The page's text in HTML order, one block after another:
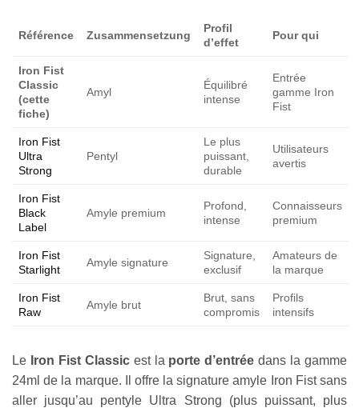
Référence Zusammensetzung
Profil
d’effet
Pour qui
Iron Fist
Classic
(cette
fiche)
Amyl
Équilibré
intense
Entrée
gamme Iron
Fist
Iron Fist
Ultra
Strong
Pentyl
Le plus
puissant,
durable
Utilisateurs
avertis
Iron Fist
Black
Label
Amyle premium
Profond,
intense
Connaisseurs
premium
Iron Fist
Starlight
Amyle signature
Signature,
exclusif
Amateurs de
la marque
Iron Fist
Raw
Amyle brut
Brut, sans
compromis
Profils
intensifs
Le Iron Fist Classicest la porte d’entrée dans la gamme
24ml de la marque. Il offre la signature amyle Iron Fist sans
aller jusqu’au pentyle Ultra Strong (plus puissant, plus